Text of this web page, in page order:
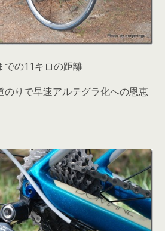
での11キロの距離
のりで早速アルテグラ化への恩恵